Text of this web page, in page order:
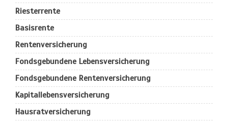
Riesterrente
Basisrente
Rentenversicherung
Fondsgebundene Lebensversicherung
Fondsgebundene Rentenversicherung
Kapitallebensversicherung
Hausratversicherung